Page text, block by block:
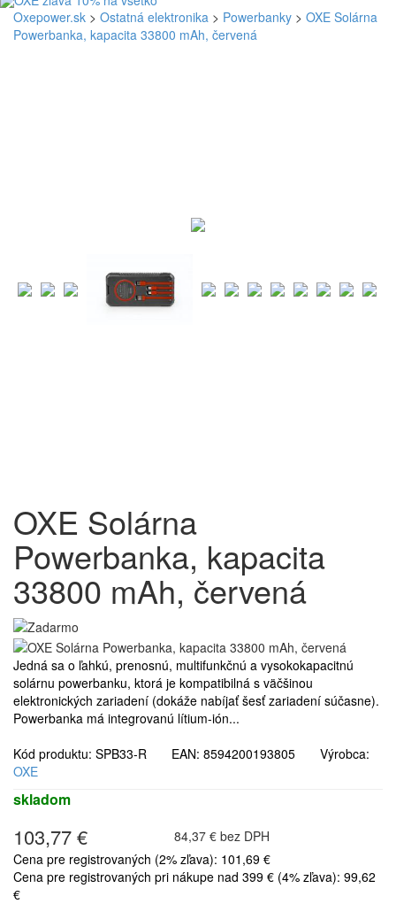
Oxepower.sk > Ostatná elektronika > Powerbanky > OXE Solárna
Powerbanka, kapacita 33800 mAh, červená
OXE Solárna
Powerbanka, kapacita
33800 mAh, červená
Jedná sa o ľahkú, prenosnú, multifunkčnú a vysokokapacitnú
solárnu powerbanku, ktorá je kompatibilná s väčšinou
elektronických zariadení (dokáže nabíjať šesť zariadení súčasne).
Powerbanka má integrovanú lítium-ión...
Kód produktu: SPB33-R EAN: 8594200193805 Výrobca:
OXE
skladom
103,77 €
84,37 € bez DPH
Cena pre registrovaných (2% zľava): 101,69 €
Cena pre registrovaných pri nákupe nad 399 € (4% zľava): 99,62
€